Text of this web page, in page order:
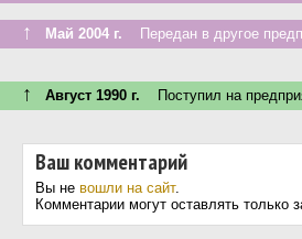
↑ Май 2004 г. Передан в другое
↑ Август 1990 г. Поступил на
Ваш комментарий
Вы не вошли на сайт.
Комментарии могут оставлять только